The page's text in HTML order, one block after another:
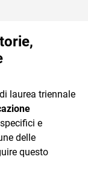
laurea triennale
e
delle
questo